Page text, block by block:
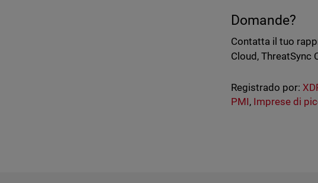
Domande?
Contatta il tuo
Cloud, ThreatSync
Registrado por:
PMI, Imprese di